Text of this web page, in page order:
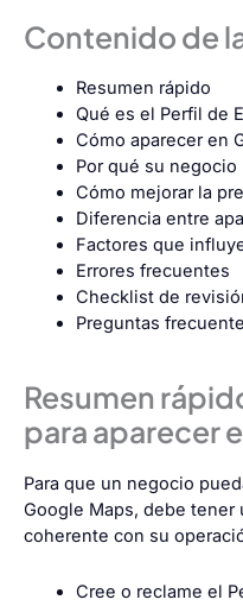
Contenido de
Resumen rápido
Qué es el Perfil de
Cómo aparecer en
Por qué su
Cómo mejorar la
Diferencia entre
Factores que
Errores frecuentes
Checklist de
Preguntas
Resumen
para aparecer
Para que un negocio
Google Maps, debe
coherente con su
Cree o reclame el